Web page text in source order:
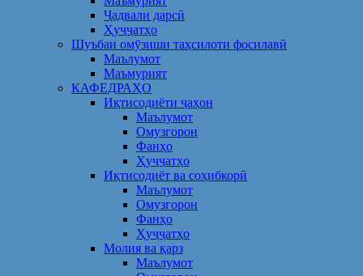
Ҷадвали дарсӣ
Ҳуҷҷатҳо
Шуъбаи омӯзиши таҳсилоти фосилавӣ
Маълумот
Маъмурият
КАФЕДРАҲО
Иқтисодиёти ҷаҳон
Маълумот
Омузгорон
Фанҳо
Ҳуҷҷатҳо
Иқтисодиёт ва соҳибкорӣ
Маълумот
Омузгорон
Фанҳо
Ҳуҷҷатҳо
Молия ва қарз
Маълумот